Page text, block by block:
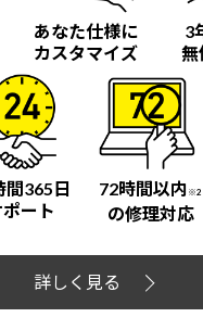
あなた仕様に
カスタマイズ
3
無
間365日
ート
72時間以内 ※2
の修理対応
詳しく見る